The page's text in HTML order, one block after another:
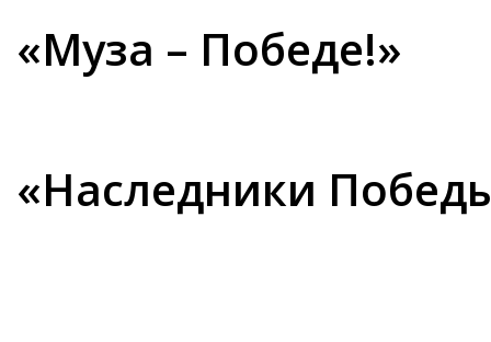
«Муза – Победе!»
«Наследники